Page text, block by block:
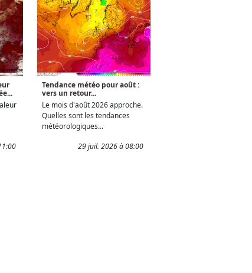
Tendance météo pour août :
vers un retour...
Le mois d'août 2026 approche.
Quelles sont les tendances
météorologiques...
29 juil. 2026 à 08:00